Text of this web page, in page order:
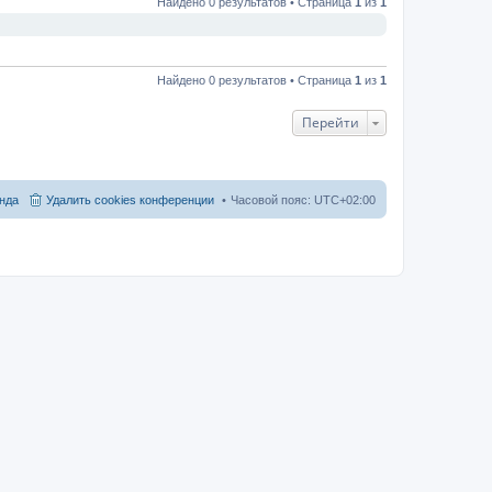
Найдено 0 результатов • Страница 1 из 1
Перейти
Часовой пояс: UTC+02:00
Удалить cookies конференции